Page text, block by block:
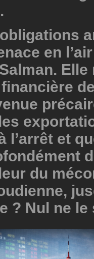
en
l’arrêt et
du
? Nul ne le